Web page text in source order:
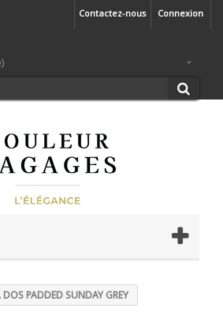
Connexion
Contactez-nous
DOS PADDED SUNDAY GREY